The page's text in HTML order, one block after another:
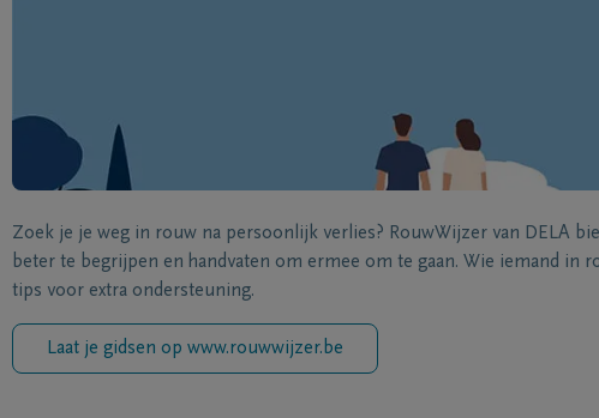
Zoek je je weg in rouw na persoonlijk verlies? RouwWijzer van DELA
beter te begrijpen en handvaten om ermee om te gaan. Wie iemand in
tips voor extra ondersteuning.
Laat je gidsen op www.rouwwijzer.be